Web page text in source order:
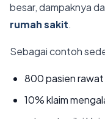
besar, dampaknya
rumah sakit.
Sebagai contoh
800 pasien rawat
10% klaim